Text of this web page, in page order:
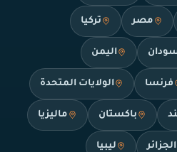
مصر تركيا
اليمن
فرنسا الولايات المتحدة
باكستان ماليزيا
الجزائر ليبيا